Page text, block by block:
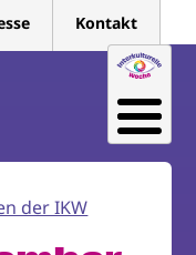
Kontakt
der IKW